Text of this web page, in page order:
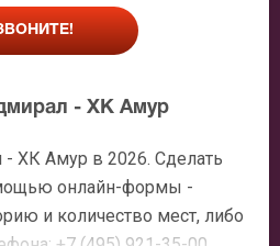
- ХК Амур
ХК Амур в 2026. Сделать
онлайн-формы -
и количество мест, либо